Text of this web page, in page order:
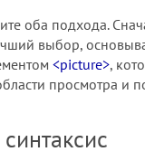
оба подхода.
выбор,
<picture>,
просмотра